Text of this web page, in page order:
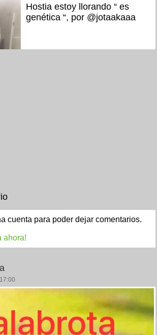
Hostia estoy llorando “ es
genética “, por @jotaakaaa
cuenta para poder dejar comentarios.
ahora!